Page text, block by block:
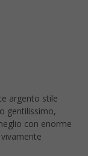
argento stile
gentilissimo,
con enorme